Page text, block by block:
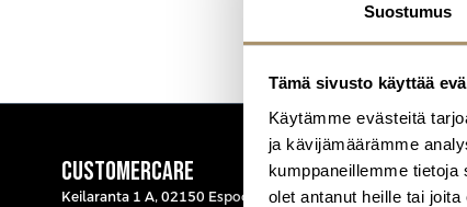
Suostumus
Tämä sivusto käyttää
Käytämme evästeitä
ja kävijämäärämme
kumppaneillemme
olet antanut heille tai
CUSTOMERCARE
Keilaranta 1 A, 02150 Espoo